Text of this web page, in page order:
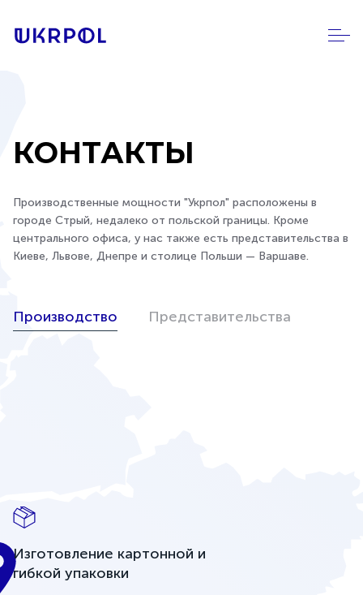
КОНТАКТЫ
Производственные мощности "Укрпол" расположены в
городе Стрый, недалеко от польской границы. Кроме
центрального офиса, у нас также есть представительства в
Киеве, Львове, Днепре и столице Польши — Варшаве.
Производство Представительства
Изготовление картонной и
гибкой упаковки